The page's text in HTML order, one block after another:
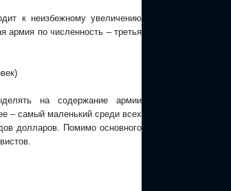
к неизбежному увеличению
армия по численность – третья
на содержание армии
– самый маленький среди всех
долларов. Помимо основного